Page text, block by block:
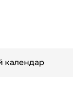
календар